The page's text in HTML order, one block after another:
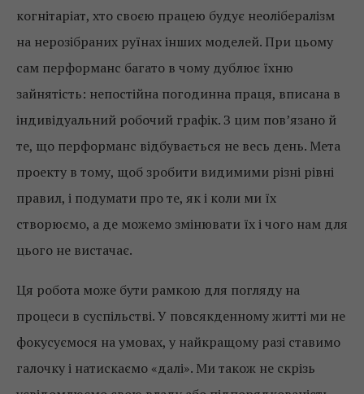
когнітаріат, хто своєю працею будує неолібералізм
на нерозібраних руїнах інших моделей. При цьому
сам перформанс багато в чому дублює їхню
зайнятість: непостійна погодинна праця, вписана в
індивідуальний робочий графік. З цим пов’язано й
те, що перформанс відбувається не весь день. Мета
проекту в тому, щоб зробити видимими різні рівні
правил, і подумати про те, як і коли ми їх
створюємо, а де можемо змінювати їх і чого нам для
цього не вистачає.
Ця робота може бути рамкою для погляду на
процеси в суспільстві. У повсякденному житті ми не
фокусуємося на умовах, у найкращому разі ставимо
галочку і натискаємо «далі». Ми також не скрізь